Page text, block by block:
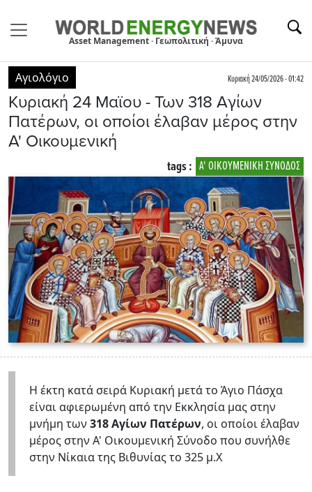
Asset Management · Γεωπολιτική · Άμυνα
Αγιολόγιο Κυριακή 24/05/2026 - 01:42
Kυριακή 24 Μαϊου - Των 318 Αγίων
Πατέρων, οι οποίοι έλαβαν μέρος στην
Α' Οικουμενική
Α' ΟΙΚΟΥΜΕΝΙΚΗ ΣΥΝΟΔΟΣ
tags :
Η έκτη κατά σειρά Κυριακή μετά το Άγιο Πάσχα
είναι αφιερωμένη από την Εκκλησία μας στην
μνήμη των 318 Αγίων Πατέρων, οι οποίοι έλαβαν
μέρος στην Α' Οικουμενική Σύνοδο που συνήλθε
στην Νίκαια της Βιθυνίας το 325 μ.Χ